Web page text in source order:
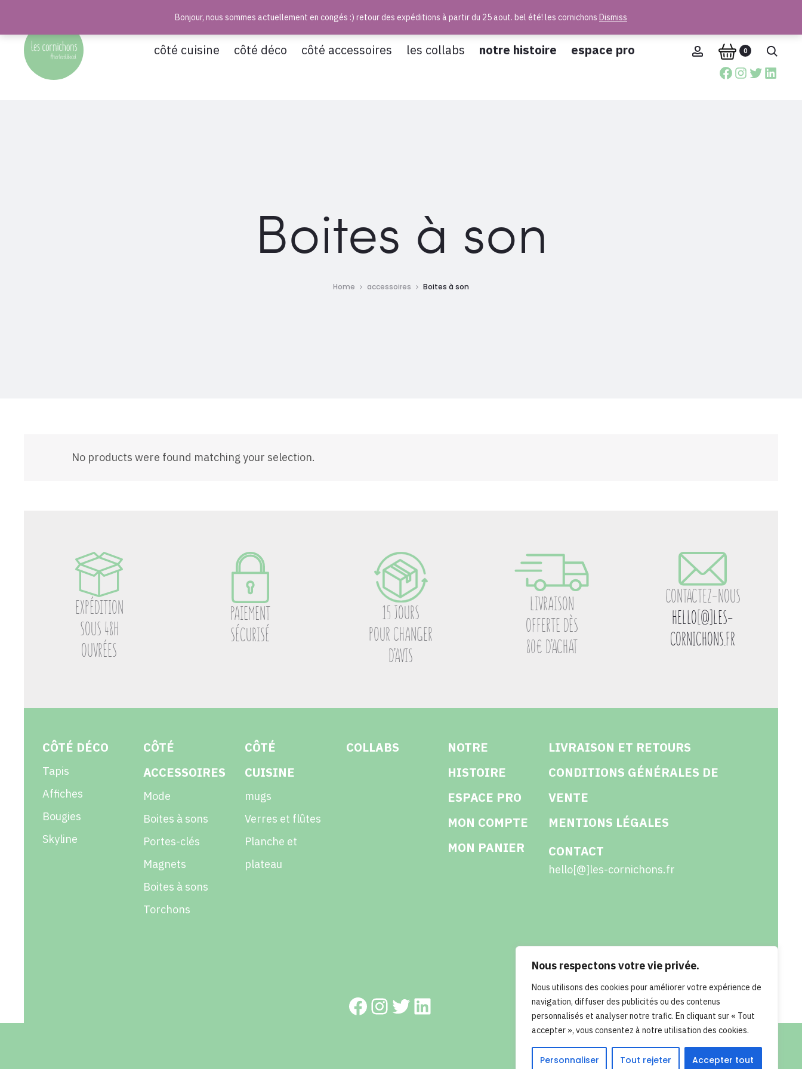
Nous respectons votre vie privée.
Nous utilisons des cookies pour améliorer votre expérience de
navigation, diffuser des publicités ou des contenus
personnalisés et analyser notre trafic. En cliquant sur « Tout
accepter », vous consentez à notre utilisation des cookies.
Personnaliser Tout rejeter Accepter tout
côté cuisine côté déco côté accessoires les collabs notre histoire espace pro Account 0
Facebook
Twitter
Boites à son
Home accessoires Boites à son
No products were found matching your selection.
EXPÉDITION
SOUS 48H
OUVRÉES
PAIEMENT
SÉCURISÉ
15 JOURS
POUR CHANGER
D’AVIS
LIVRAISON
OFFERTE DÈS
80€ D’ACHAT
CONTACTEZ-NOUS
HELLO[@]LES-
CORNICHONS.FR
CÔTÉ DÉCO
Tapis
Affiches
Bougies
Skyline
CÔTÉ
ACCESSOIRES
Mode
Boites à sons
Portes-clés
Magnets
Boites à sons
Torchons
CÔTÉ
CUISINE
mugs
Verres et flûtes
Planche et
plateau
COLLABS
NOTRE
HISTOIRE
ESPACE PRO
MON COMPTE
MON PANIER
LIVRAISON ET RETOURS
CONDITIONS GÉNÉRALES DE
VENTE
MENTIONS LÉGALES
CONTACT
hello[@]les-cornichons.fr
Facebook
Instagram
TwitterLinkedIn
Bonjour, nous sommes actuellement en congés :) retour des expéditions à partir du 25 aout. bel été! les cornichons Dismiss